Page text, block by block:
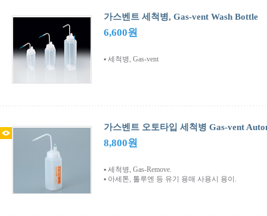
가스벤트 세척병, Gas-vent Wash Bottle
6,600원
▪ 세척병, Gas-vent
가스벤트 오토타입 세척병 Gas-vent
8,800원
▪ 세척병, Gas-Remove.
▪ 아세톤, 톨루엔 등 유기 용매 사용시 용이.